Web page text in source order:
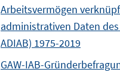
Arbeitsvermögen
administrativen Daten des
ADIAB) 1975-2019
GAW-IAB-